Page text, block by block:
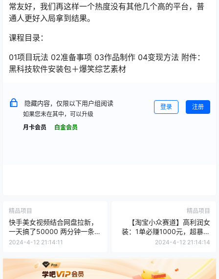
常友好，我们再这样一个热度没有其他几个高的平台，普
通人更好入局拿到结果。
课程目录：
01项目玩法 02准备事项 03作品制作 04变现方法 附件：
黑科技软件安装包＋爆笑综艺素材
隐藏内容，仅限以下用户组阅读
如果您未在其中，可以升级
月卡会员
白金会员
登录 注册
精品项目
快手美女视频结合网盘拉新，
一天搞了50000 两分钟一条Ai
原创视频，0成…
2024-4-12 21:14:11
精品项目
【淘宝小众赛道】高利润女
装：1单必赚1000元，超暴力
可矩阵
2024-4-12 21:14:14